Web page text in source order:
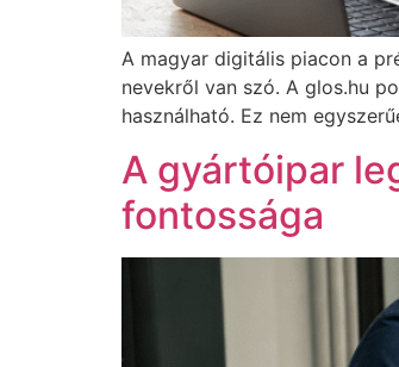
A magyar digitális piacon a
nevekről van szó. A glos.hu
használható. Ez nem
A gyártóipar
fontossága